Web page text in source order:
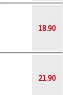
18.90
21.90